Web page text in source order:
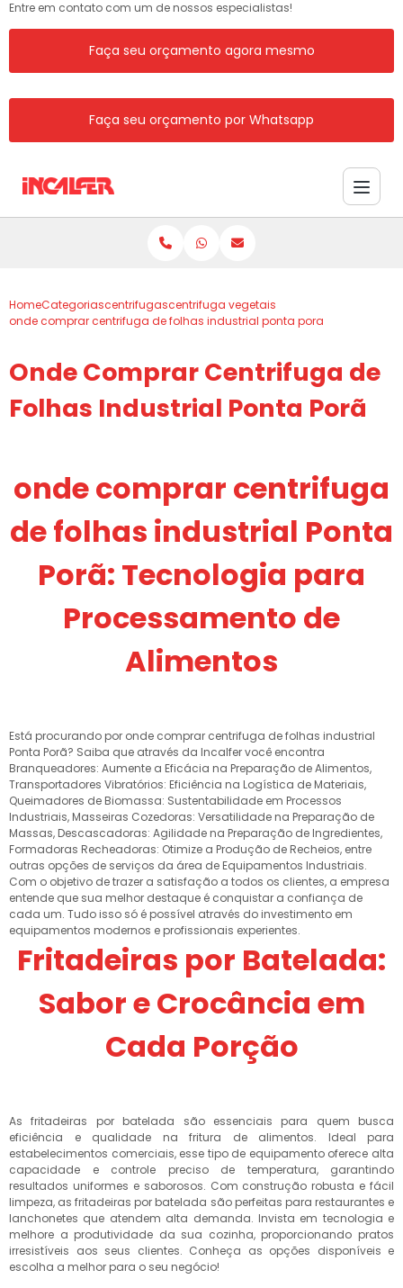
Entre em contato com um de nossos especialistas!
Faça seu orçamento agora mesmo
Faça seu orçamento por Whatsapp
HomeCategoriascentrifugascentrifuga vegetais
onde comprar centrifuga de folhas industrial ponta pora
Onde Comprar Centrifuga de
Folhas Industrial Ponta Porã
onde comprar centrifuga
de folhas industrial Ponta
Porã: Tecnologia para
Processamento de
Alimentos
Está procurando por onde comprar centrifuga de folhas industrial
Ponta Porã? Saiba que através da Incalfer você encontra
Branqueadores: Aumente a Eficácia na Preparação de Alimentos,
Transportadores Vibratórios: Eficiência na Logística de Materiais,
Queimadores de Biomassa: Sustentabilidade em Processos
Industriais, Masseiras Cozedoras: Versatilidade na Preparação de
Massas, Descascadoras: Agilidade na Preparação de Ingredientes,
Formadoras Recheadoras: Otimize a Produção de Recheios, entre
outras opções de serviços da área de Equipamentos Industriais.
Com o objetivo de trazer a satisfação a todos os clientes, a empresa
entende que sua melhor destaque é conquistar a confiança de
cada um. Tudo isso só é possível através do investimento em
equipamentos modernos e profissionais experientes.
Fritadeiras por Batelada:
Sabor e Crocância em
Cada Porção
As fritadeiras por batelada são essenciais para quem busca
eficiência e qualidade na fritura de alimentos. Ideal para
estabelecimentos comerciais, esse tipo de equipamento oferece alta
capacidade e controle preciso de temperatura, garantindo
resultados uniformes e saborosos. Com construção robusta e fácil
limpeza, as fritadeiras por batelada são perfeitas para restaurantes e
lanchonetes que atendem alta demanda. Invista em tecnologia e
melhore a produtividade da sua cozinha, proporcionando pratos
irresistíveis aos seus clientes. Conheça as opções disponíveis e
escolha a melhor para o seu negócio!